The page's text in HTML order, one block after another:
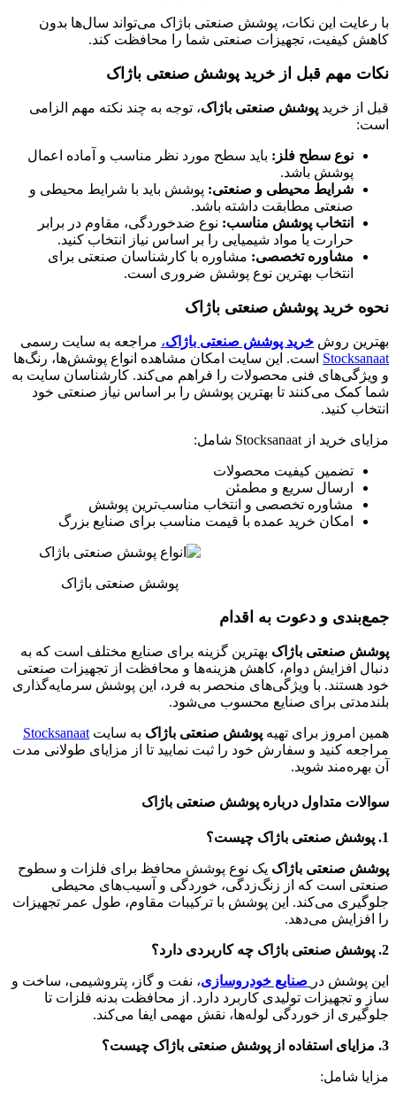
با رعایت این نکات، پوشش صنعتی باژاک می‌تواند سال‌ها بدون
کاهش کیفیت، تجهیزات صنعتی شما را محافظت کند.
نکات مهم قبل از خرید پوشش صنعتی باژاک
قبل از خرید پوشش صنعتی باژاک، توجه به چند نکته مهم الزامی
است:
نوع سطح فلز: باید سطح مورد نظر مناسب و آماده اعمال
پوشش باشد.
شرایط محیطی و صنعتی: پوشش باید با شرایط محیطی و
صنعتی مطابقت داشته باشد.
انتخاب پوشش مناسب: نوع ضدخوردگی، مقاوم در برابر
حرارت یا مواد شیمیایی را بر اساس نیاز انتخاب کنید.
مشاوره تخصصی: مشاوره با کارشناسان صنعتی برای
انتخاب بهترین نوع پوشش ضروری است.
نحوه خرید پوشش صنعتی باژاک
بهترین روش خرید پوشش صنعتی باژاک، مراجعه به سایت رسمی
Stocksanaat است. این سایت امکان مشاهده انواع پوشش‌ها، رنگ‌ها
و ویژگی‌های فنی محصولات را فراهم می‌کند. کارشناسان سایت به
شما کمک می‌کنند تا بهترین پوشش را بر اساس نیاز صنعتی خود
انتخاب کنید.
مزایای خرید از Stocksanaat شامل:
تضمین کیفیت محصولات
ارسال سریع و مطمئن
مشاوره تخصصی و انتخاب مناسب‌ترین پوشش
امکان خرید عمده با قیمت مناسب برای صنایع بزرگ
پوشش صنعتی باژاک
جمع‌بندی و دعوت به اقدام
پوشش صنعتی باژاک بهترین گزینه برای صنایع مختلف است که به
دنبال افزایش دوام، کاهش هزینه‌ها و محافظت از تجهیزات صنعتی
خود هستند. با ویژگی‌های منحصر به فرد، این پوشش سرمایه‌گذاری
بلندمدتی برای صنایع محسوب می‌شود.
همین امروز برای تهیه پوشش صنعتی باژاک به سایت Stocksanaat
مراجعه کنید و سفارش خود را ثبت نمایید تا از مزایای طولانی مدت
آن بهره‌مند شوید.
سوالات متداول درباره پوشش صنعتی باژاک
1. پوشش صنعتی باژاک چیست؟
پوشش صنعتی باژاک یک نوع پوشش محافظ برای فلزات و سطوح
صنعتی است که از زنگ‌زدگی، خوردگی و آسیب‌های محیطی
جلوگیری می‌کند. این پوشش با ترکیبات مقاوم، طول عمر تجهیزات
را افزایش می‌دهد.
2. پوشش صنعتی باژاک چه کاربردی دارد؟
این پوشش در صنایع خودروسازی، نفت و گاز، پتروشیمی، ساخت و
ساز و تجهیزات تولیدی کاربرد دارد. از محافظت بدنه فلزات تا
جلوگیری از خوردگی لوله‌ها، نقش مهمی ایفا می‌کند.
3. مزایای استفاده از پوشش صنعتی باژاک چیست؟
مزایا شامل: